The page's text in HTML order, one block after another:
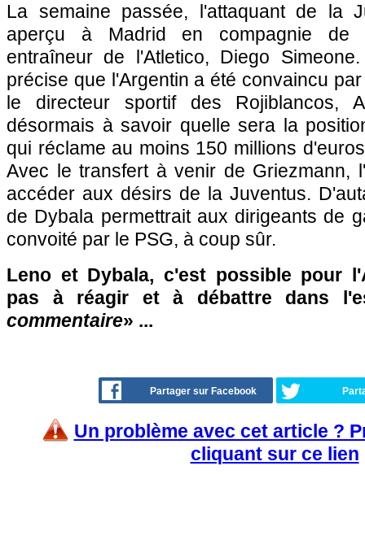
La semaine passée, l'attaquant de la
aperçu à Madrid en compagnie de
entraîneur de l'Atletico, Diego
précise que l'Argentin a été convaincu
le directeur sportif des Rojiblancos,
désormais à savoir quelle sera la
qui réclame au moins 150 millions
Avec le transfert à venir de Griezmann,
accéder aux désirs de la Juventus.
de Dybala permettrait aux dirigeants de
convoité par le PSG, à coup sûr.
Leno et Dybala, c'est possible pour
pas à réagir et à débattre dans
commentaire» ...
Partager sur Facebook
Un problème avec cet article ?
cliquant sur ce lien